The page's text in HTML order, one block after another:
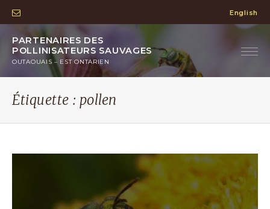
English
PARTENAIRES DES
POLLINISATEURS SAUVAGES
OUTAOUAIS – EST ONTARIEN
Étiquette : pollen